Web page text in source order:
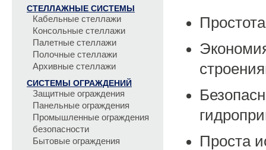
СТЕЛЛАЖНЫЕ СИСТЕМЫ
Кабельные стеллажи
Консольные стеллажи
Палетные стеллажи
Полочные стеллажи
Архивные стеллажи
СИСТЕМЫ ОГРАЖДЕНИЙ
Защитные ограждения
Панельные ограждения
Промышленные ограждения
безопасности
Бытовые ограждения
Проста